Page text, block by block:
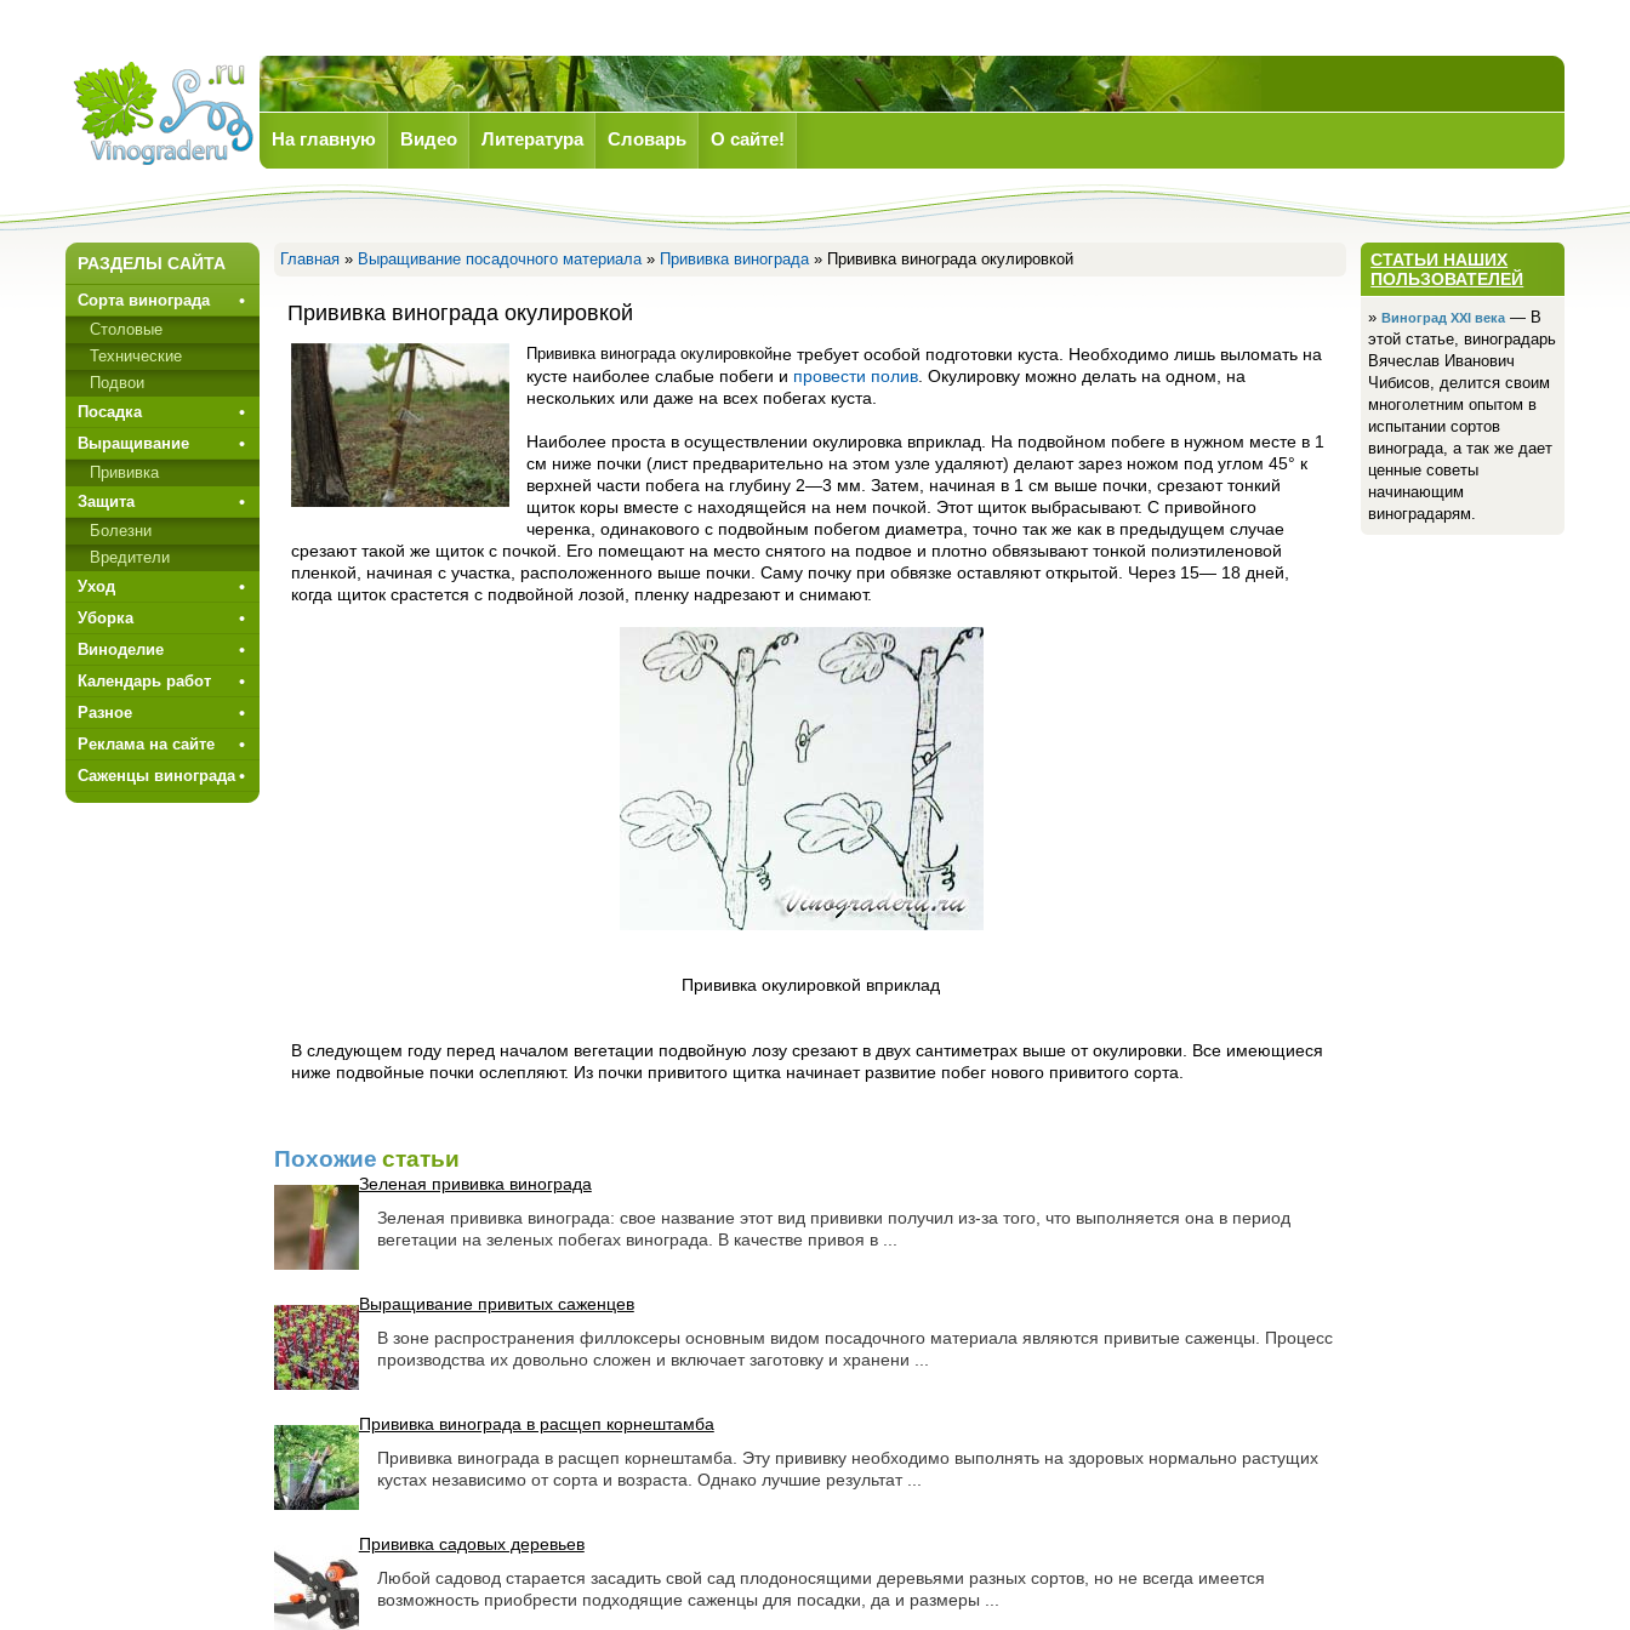
На главную Видео Литература Словарь О сайте!
Главная» Выращивание посадочного материала» Прививка винограда» Прививка винограда окулировкой
Прививка винограда окулировкой
Прививка винограда окулировкойне требует особой подготовки куста. Необходимо лишь выломать на
кусте наиболее слабые побеги и провести полив. Окулировку можно делать на одном, на
нескольких или даже на всех побегах куста.
Наиболее проста в осуществлении окулировка вприклад. На подвойном побеге в нужном месте в 1
см ниже почки (лист предварительно на этом узле удаляют) делают зарез ножом под углом 45° к
верхней части побега на глубину 2—3 мм. Затем, начиная в 1 см выше почки, срезают тонкий
щиток коры вместе с находящейся на нем почкой. Этот щиток выбрасывают. С при­войного
черенка, одинакового с подвойным побегом диаметра, точно так же как в предыдущем случае
срезают такой же щиток с почкой. Его помещают на место снятого на подвое и плотно обвя­зывают тонкой полиэтиленовой
пленкой, начиная с участка, рас­положенного выше почки. Саму почку при обвязке оставляют открытой. Через 15— 18 дней,
когда щиток срастется с подвойной лозой, пленку надреза­ют и снимают.
Прививка окулировкой вприклад
В следующем году перед началом вегета­ции подвойную лозу срезают в двух сан­тиметрах выше от окулировки. Все име­ющиеся
ниже подвой­ные почки ослепляют. Из почки привитого щитка начинает разви­тие побег нового при­витого сорта.
Похожие статьи
Зеленая прививка винограда
Зеленая прививка винограда: свое название этот вид при­вивки получил из-за того, что выполняется она в период
вегета­ции на зеленых побегах винограда. В качестве привоя в ...
Выращивание привитых саженцев
В зоне распространения филлоксеры основным видом посадочного материала являются приви­тые саженцы. Процесс
производства их довольно сложен и включа­ет заготовку и хранени ...
Прививка винограда в расщеп корнештамба
Прививка винограда в расщеп корнештамба. Эту прививку необхо­димо выполнять на здоровых нормально растущих
кустах незави­симо от сорта и возраста. Однако лучшие результат ...
Прививка садовых деревьев
Любой садовод старается засадить свой сад плодоносящими деревьями разных сортов, но не всегда имеется
возможность приобрести подходящие саженцы для посадки, да и размеры ...
СТАТЬИ НАШИХ
ПОЛЬЗОВАТЕЛЕЙ
»Виноград ХХI века— В
этой статье, виноградарь
Вячеслав Иванович
Чибисов, делится своим
многолетним опытом в
испытании сортов
винограда, а так же дает
ценные советы
начинающим
виноградарям.
РАЗДЕЛЫ САЙТА
Сорта винограда
Столовые
Технические
Подвои
Посадка
Выращивание
Прививкa
Защита
Болезни
Вредители
Уход
Уборка
Виноделие
Календарь работ
Разное
Реклама на сайте
Саженцы винограда